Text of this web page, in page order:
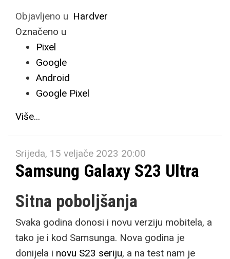
Objavljeno u Hardver
Označeno u
Pixel
Google
Android
Google Pixel
Više...
Srijeda, 15 veljače 2023 20:00
Samsung Galaxy S23 Ultra
Sitna poboljšanja
Svaka godina donosi i novu verziju mobitela, a
tako je i kod Samsunga. Nova godina je
donijela i novu S23 seriju, a na test nam je